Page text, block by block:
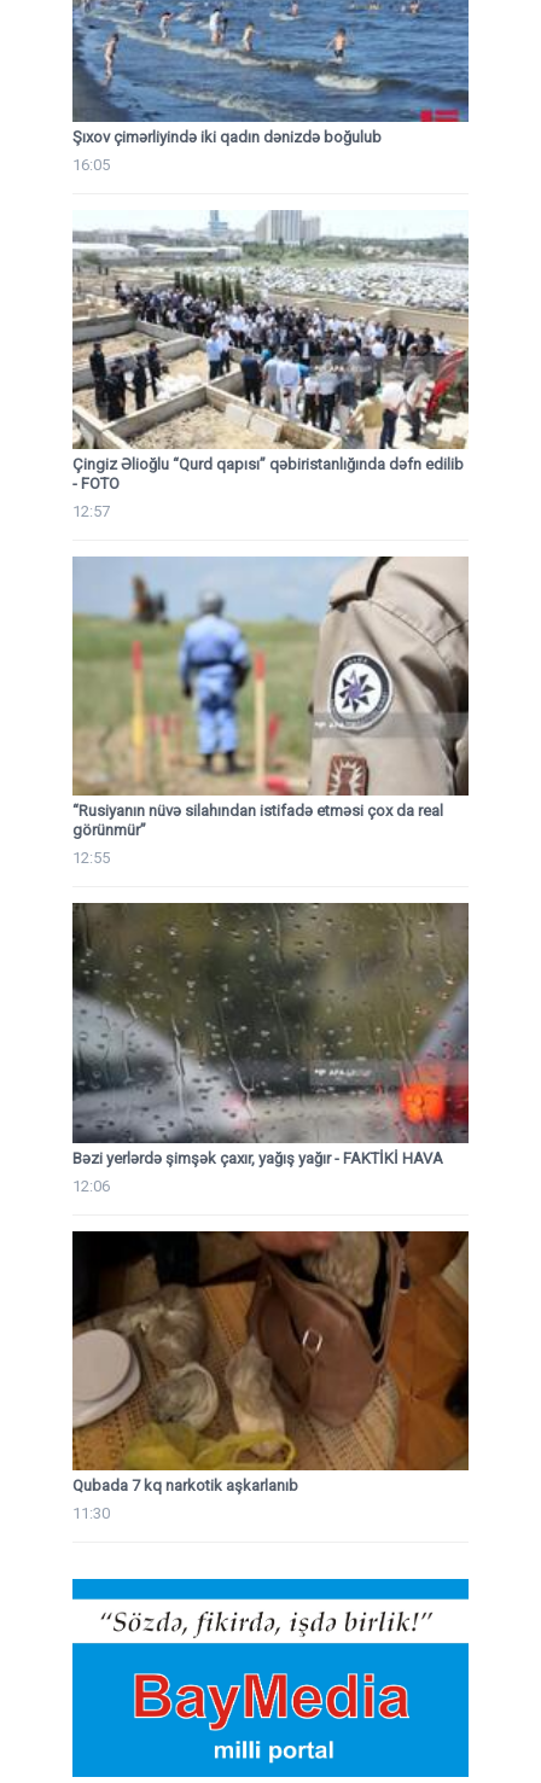
Şıxov çimərliyində iki qadın dənizdə boğulub
16:05
Çingiz Əlioğlu “Qurd qapısı” qəbiristanlığında dəfn edilib
- FOTO
12:57
“Rusiyanın nüvə silahından istifadə etməsi çox da real
görünmür”
12:55
Bəzi yerlərdə şimşək çaxır, yağış yağır - FAKTİKİ HAVA
12:06
Qubada 7 kq narkotik aşkarlanıb
11:30